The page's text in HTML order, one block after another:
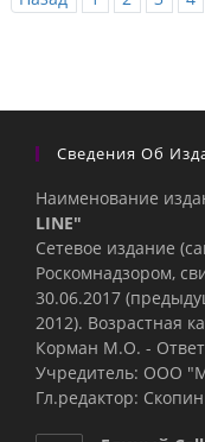
Сведения Об
Наименование
LINE"
Сетевое издание
Роскомнадзором,
30.06.2017
2012). Возрастная
Корман М.О. -
Учредитель: ООО
Гл.редактор: